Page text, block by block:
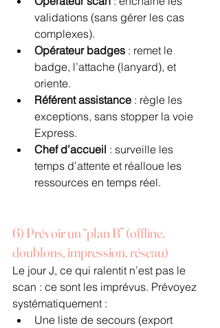
validations (sans gérer les cas
complexes).
Opérateur badges : remet le
badge, l’attache (lanyard), et
oriente.
Référent assistance : règle les
exceptions, sans stopper la voie
Express.
Chef d’accueil : surveille les
temps d’attente et réalloue les
ressources en temps réel.
6) Prévoir un “plan B” (offline,
doublons, impression, réseau)
Le jour J, ce qui ralentit n’est pas le
scan : ce sont les imprévus. Prévoyez
systématiquement :
Une liste de secours (export